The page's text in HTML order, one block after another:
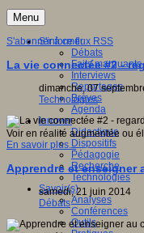
Menu
S'informer
Débats
Faits marquants
Interviews
Reportages
Brèves
Agenda
Innover
Didactique
Dispositifs
Pédagogie
Recherche
Technologies
Savoir(s)
Analyses
Conférences
Outils
S'abonner à ce flux RSS
La vie connectée #2 -
dimanche, 07
Technologies
Voir en réalité augmentée ou
En savoir plus...
Apprendre et enseigner
samedi, 21 juin 2014
Débats